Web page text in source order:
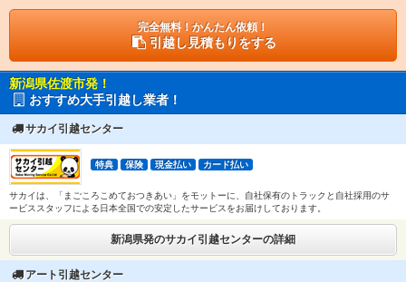
完全無料！かんたん依頼！
引越し見積もりをする
新潟県佐渡市発！
おすすめ大手引越し業者！
サカイ引越センター
特典 保険 現金払い カード払い
サカイは、「まごころこめておつきあい」をモットーに、自社保有のトラックと自社採用のサ
ービススタッフによる日本全国での安定したサービスをお届けしております。
新潟県発のサカイ引越センターの詳細
アート引越センター